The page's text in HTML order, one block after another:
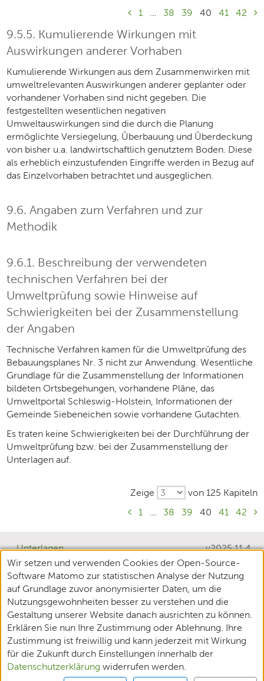
1
… 38 39 40 41 42
9.5.5. Kumulierende Wirkungen mit
Auswirkungen anderer Vorhaben
Kumulierende Wirkungen aus dem Zusammenwirken mit
umweltrelevanten Auswirkungen anderer geplanter oder
vorhandener Vorhaben sind nicht gegeben. Die
festgestellten wesentlichen negativen
Umweltauswirkungen sind die durch die Planung
ermöglichte Versiegelung, Überbauung und Überdeckung
von bisher u.a. landwirtschaftlich genutztem Boden. Diese
als erheblich einzustufenden Eingriffe werden in Bezug auf
das Einzelvorhaben betrachtet und ausgeglichen.
9.6. Angaben zum Verfahren und zur
Methodik
9.6.1. Beschreibung der verwendeten
technischen Verfahren bei der
Umweltprüfung sowie Hinweise auf
Schwierigkeiten bei der Zusammenstellung
der Angaben
Technische Verfahren kamen für die Umweltprüfung des
Bebauungsplanes Nr. 3 nicht zur Anwendung. Wesentliche
Grundlage für die Zusammenstellung der Informationen
bildeten Ortsbegehungen, vorhandene Pläne, das
Umweltportal Schleswig-Holstein, Informationen der
Gemeinde Siebeneichen sowie vorhandene Gutachten.
Es traten keine Schwierigkeiten bei der Durchführung der
Umweltprüfung bzw. bei der Zusammenstellung der
Unterlagen auf.
Zeige
von 125 Kapiteln
1
… 38 39 40 41 42
Unterlagen
Teilnehmende
XPlanung
Datenschutz
Impressum
Barrierefreiheit
Nutzungsbedingungen
v2025.11.4
Wir setzen und verwenden Cookies der Open-Source-
Software Matomo zur statistischen Analyse der Nutzung
auf Grundlage zuvor anonymisierter Daten, um die
Nutzungsgewohnheiten besser zu verstehen und die
Gestaltung unserer Website danach ausrichten zu können.
Erklären Sie nun Ihre Zustimmung oder Ablehnung. Ihre
Zustimmung ist freiwillig und kann jederzeit mit Wirkung
für die Zukunft durch Einstellungen innerhalb der
Datenschutzerklärung widerrufen werden.